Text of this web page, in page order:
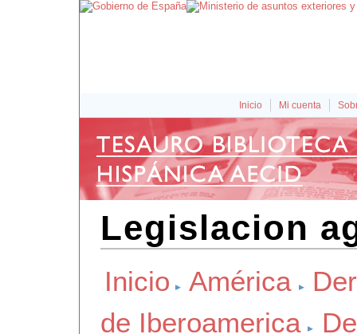
Inicio Mi cuenta
Legislacion
Inicio América
de Iberoamerica